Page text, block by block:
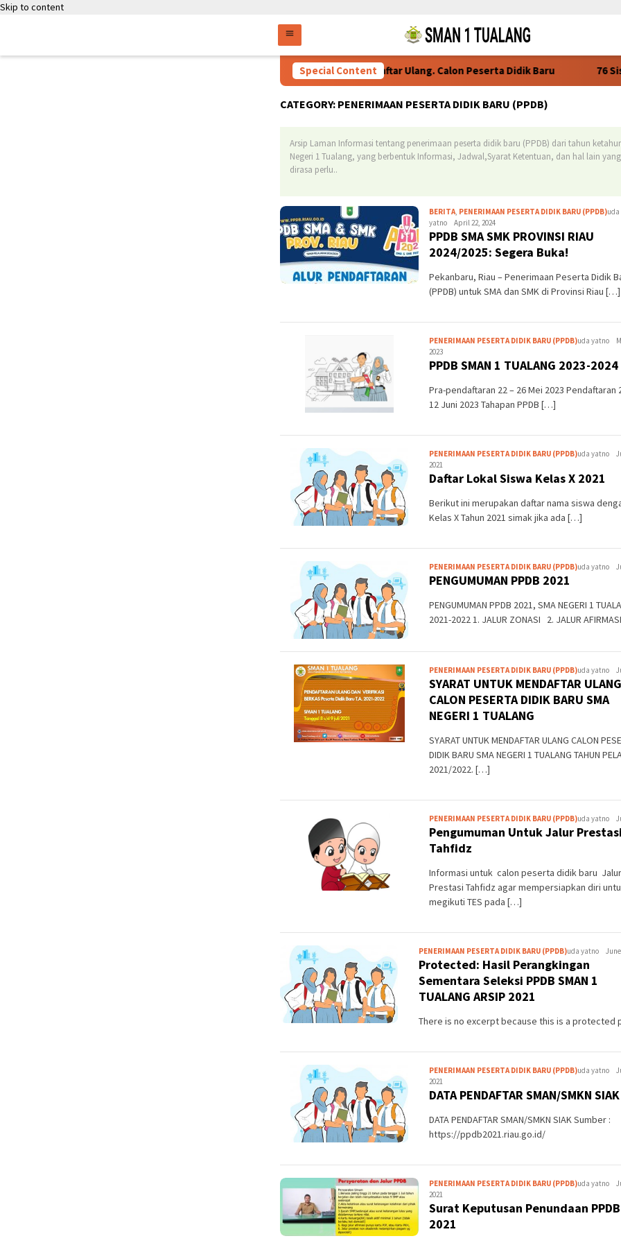
Skip to content
Special Content
Persyaratan Daftar Ulang. Calon Peserta Didik Baru 76 Siswa
CATEGORY: PENERIMAAN PESERTA DIDIK BARU (PPDB)
Arsip Laman Informasi tentang penerimaan peserta didik baru (PPDB) dari tahun
Negeri 1 Tualang, yang berbentuk Informasi, Jadwal,Syarat Ketentuan, dan hal lain yang
dirasa perlu..
BERITA, PENERIMAAN PESERTA DIDIK BARU (PPDB)uda
yatno
April 22, 2024
PPDB SMA SMK PROVINSI RIAU
2024/2025: Segera Buka!
Pekanbaru, Riau – Penerimaan Peserta Didik
(PPDB) untuk SMA dan SMK di Provinsi Riau […]
PENERIMAAN PESERTA DIDIK BARU (PPDB)uda yatno
2023
PPDB SMAN 1 TUALANG 2023-2024
Pra-pendaftaran 22 – 26 Mei 2023 Pendaftaran
12 Juni 2023 Tahapan PPDB […]
PENERIMAAN PESERTA DIDIK BARU (PPDB)uda yatno
2021
Daftar Lokal Siswa Kelas X 2021
Berikut ini merupakan daftar nama siswa
Kelas X Tahun 2021 simak jika ada […]
PENERIMAAN PESERTA DIDIK BARU (PPDB)uda yatno
PENGUMUMAN PPDB 2021
PENGUMUMAN PPDB 2021, SMA NEGERI 1
2021-2022 1. JALUR ZONASI 2. JALUR
PENERIMAAN PESERTA DIDIK BARU (PPDB)uda yatno
SYARAT UNTUK MENDAFTAR ULANG
CALON PESERTA DIDIK BARU SMA
NEGERI 1 TUALANG
SYARAT UNTUK MENDAFTAR ULANG CALON
DIDIK BARU SMA NEGERI 1 TUALANG TAHUN
2021/2022. […]
PENERIMAAN PESERTA DIDIK BARU (PPDB)uda yatno
Pengumuman Untuk Jalur Prestasi
Tahfidz
Informasi untuk calon peserta didik baru Jalur
Prestasi Tahfidz agar mempersiapkan diri
megikuti TES pada […]
PENERIMAAN PESERTA DIDIK BARU (PPDB)uda yatno
Protected: Hasil Perangkingan
Sementara Seleksi PPDB SMAN 1
TUALANG ARSIP 2021
There is no excerpt because this is a protected
PENERIMAAN PESERTA DIDIK BARU (PPDB)uda yatno
2021
DATA PENDAFTAR SMAN/SMKN SIAK
DATA PENDAFTAR SMAN/SMKN SIAK Sumber :
https://ppdb2021.riau.go.id/
PENERIMAAN PESERTA DIDIK BARU (PPDB)uda yatno
2021
Surat Keputusan Penundaan PPDB
2021